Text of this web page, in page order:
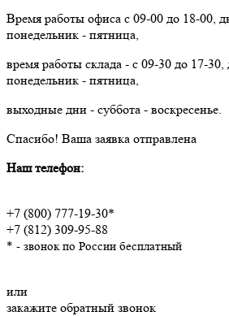
Время работы офиса с 09-00 до 18-00,
понедельник - пятница,
время работы склада - с 09-30 до 17-
понедельник - пятница,
выходные дни - суббота - воскресенье.
Спасибо! Ваша заявка отправлена
Наш телефон:
+7 (800) 777-19-30*
+7 (812) 309-95-88
* - звонок по России бесплатный
или
закажите обратный звонок